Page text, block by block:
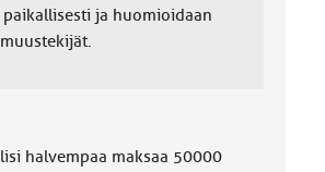
ja huomioidaan
halvempaa maksaa 50000